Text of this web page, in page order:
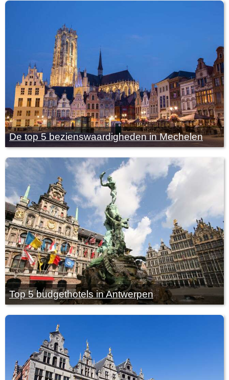
De top 5 bezienswaardigheden in Mechelen
Top 5 budgethotels in Antwerpen